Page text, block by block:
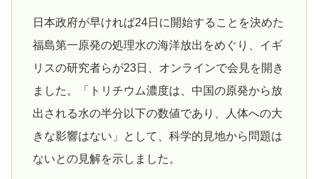
日本政府が早ければ24日に開始することを決めた
福島第一原発の処理水の海洋放出をめぐり、イギ
リスの研究者らが23日、オンラインで会見を開き
ました。「トリチウム濃度は、中国の原発から放
出される水の半分以下の数値であり、人体への大
きな影響はない」として、科学的見地から問題は
ないとの見解を示しました。